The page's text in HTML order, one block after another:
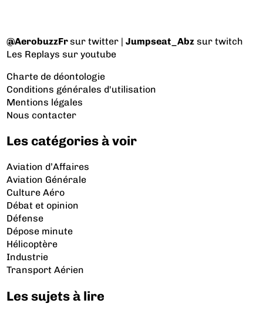
@AerobuzzFrsur twitter |Jumpseat_Abz sur twitch
Les Replays sur youtube
Charte de déontologie
Conditions générales d'utilisation
Mentions légales
Nous contacter
Les catégories à voir
Aviation d’Affaires
Aviation Générale
Culture Aéro
Débat et opinion
Défense
Dépose minute
Hélicoptère
Industrie
Transport Aérien
Les sujets à lire